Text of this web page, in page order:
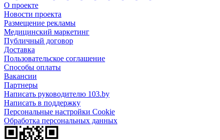
О проекте
Новости проекта
Размещение рекламы
Медицинский маркетинг
Публичный договор
Доставка
Пользовательское соглашение
Способы оплаты
Вакансии
Партнеры
Написать руководителю 103.by
Написать в поддержку
Персональные настройки Cookie
Обработка персональных данных